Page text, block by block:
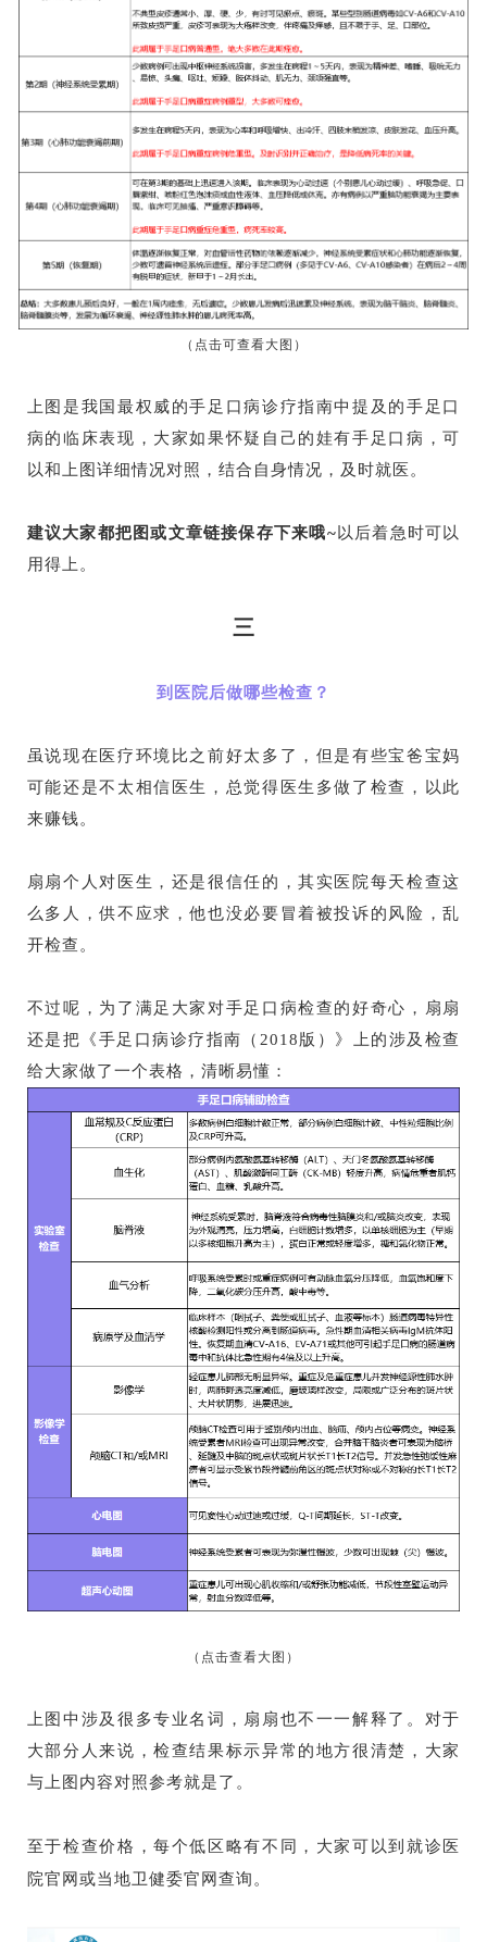
（点击可查看大图）
上图是我国最权威的手足口病诊疗指南中提及的手足口
病的临床表现，大家如果怀疑自己的娃有手足口病，可
以和上图详细情况对照，结合自身情况，及时就医。
建议大家都把图或文章链接保存下来哦~以后着急时可以
用得上。
三
到医院后做哪些检查？
虽说现在医疗环境比之前好太多了，但是有些宝爸宝妈
可能还是不太相信医生，总觉得医生多做了检查，以此
来赚钱。
扇扇个人对医生，还是很信任的，其实医院每天检查这
么多人，供不应求，他也没必要冒着被投诉的风险，乱
开检查。
不过呢，为了满足大家对手足口病检查的好奇心，扇扇
还是把《手足口病诊疗指南（2018版）》上的涉及检查
给大家做了一个表格，清晰易懂：
（点击查看大图）
上图中涉及很多专业名词，扇扇也不一一解释了。对于
大部分人来说，检查结果标示异常的地方很清楚，大家
与上图内容对照参考就是了。
至于检查价格，每个低区略有不同，大家可以到就诊医
院官网或当地卫健委官网查询。